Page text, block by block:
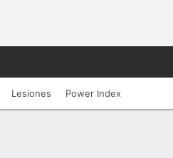
Lesiones Power Index